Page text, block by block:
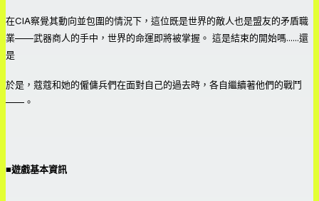
在CIA察覺其動向並包圍的情況下，這位既是世界的敵人也是盟友的矛盾職
業——武器商人的手中，世界的命運即將被掌握。 這是結束的開始嗎......還
是
於是，蔻蔻和她的僱傭兵們在面對自己的過去時，各自繼續著他們的戰鬥
——。
■遊戲基本資訊